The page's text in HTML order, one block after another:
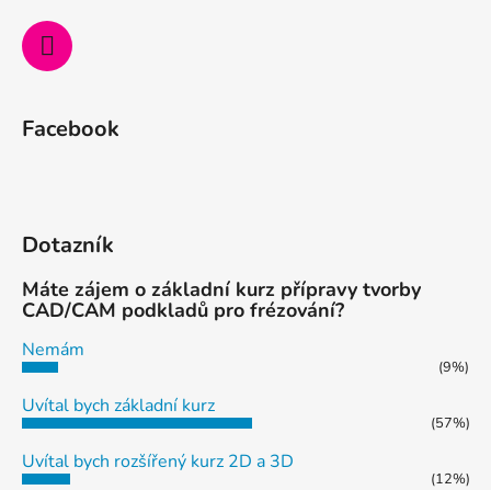
Facebook
Dotazník
Máte zájem o základní kurz přípravy tvorby
CAD/CAM podkladů pro frézování?
Nemám
(9%)
Uvítal bych základní kurz
(57%)
Uvítal bych rozšířený kurz 2D a 3D
(12%)